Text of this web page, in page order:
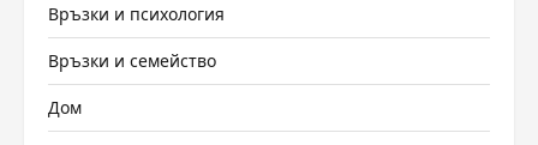
Връзки и психология
Връзки и семейство
Дом